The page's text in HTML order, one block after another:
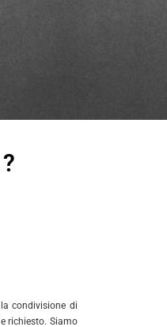
condivisione di
richiesto. Siamo